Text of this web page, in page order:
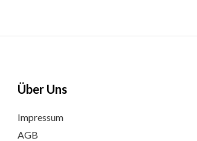
Über Uns
Impressum
AGB